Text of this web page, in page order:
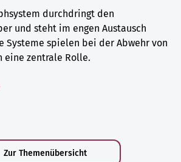
durchdringt den
und steht im engen Austausch
Systeme spielen bei der Abwehr von
eine zentrale Rolle.
Zur Themenübersicht